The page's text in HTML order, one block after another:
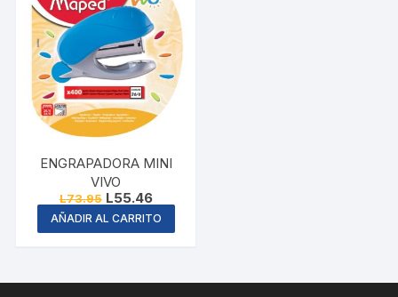
ENGRAPADORA MINI
VIVO
L73.95 Original
price
was:
L73.95.
L55.46Current
price
is:
L55.46.
AÑADIR AL CARRITO